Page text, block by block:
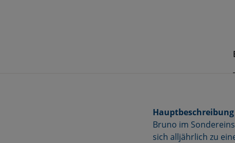
Hauptbeschreibung
Bruno im
sich alljährlich zu